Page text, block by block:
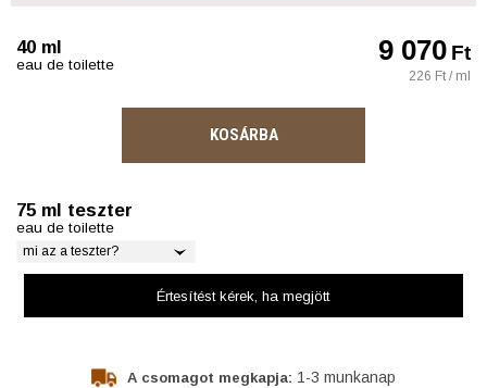
40 ml
eau de toilette 9 070Ft
226 Ft / ml
KOSÁRBA
75 ml teszter
eau de toilette
mi az a teszter?
Értesítést kérek , ha megjött
A csomagot megkapja: 1-3 munkanap